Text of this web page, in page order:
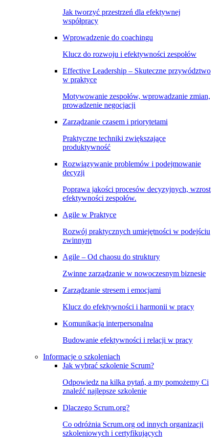
Jak tworzyć przestrzeń dla efektywnej
współpracy
Wprowadzenie do coachingu
Klucz do rozwoju i efektywności zespołów
Effective Leadership – Skuteczne przywództwo
w praktyce
Motywowanie zespołów, wprowadzanie zmian,
prowadzenie negocjacji
Zarządzanie czasem i priorytetami
Praktyczne techniki zwiększające
produktywność
Rozwiązywanie problemów i podejmowanie
decyzji
Poprawa jakości procesów decyzyjnych, wzrost
efektywności zespołów.
Agile w Praktyce
Rozwój praktycznych umiejętności w podejściu
zwinnym
Agile – Od chaosu do struktury
Zwinne zarządzanie w nowoczesnym biznesie
Zarządzanie stresem i emocjami
Klucz do efektywności i harmonii w pracy
Komunikacja interpersonalna
Budowanie efektywności i relacji w pracy
Informacje o szkoleniach
Jak wybrać szkolenie Scrum?
Odpowiedz na kilka pytań, a my pomożemy Ci
znaleźć najlepsze szkolenie
Dlaczego Scrum.org?
Co odróżnia Scrum.org od innych organizacji
szkoleniowych i certyfikujących